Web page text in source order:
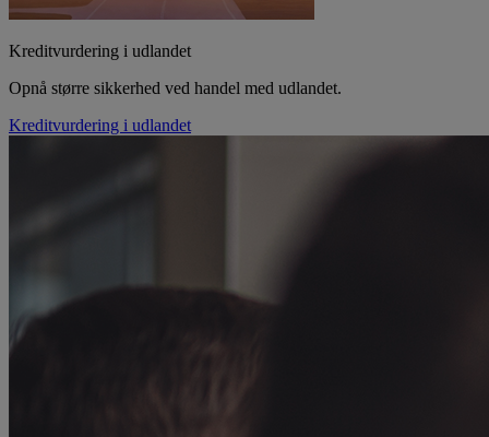
Kreditvurdering i udlandet
Opnå større sikkerhed ved handel med udlandet.
Kreditvurdering i udlandet